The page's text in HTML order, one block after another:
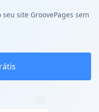
site GroovePages sem